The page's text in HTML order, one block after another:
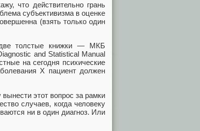
что действительно грань
субъективизма в оценке
(взять только один
толстые книжки — МКБ
and Statistical Manual
на сегодня психические
X пациент должен
вынести этот вопрос за рамки
случаев, когда человеку
ни в один диагноз. Или